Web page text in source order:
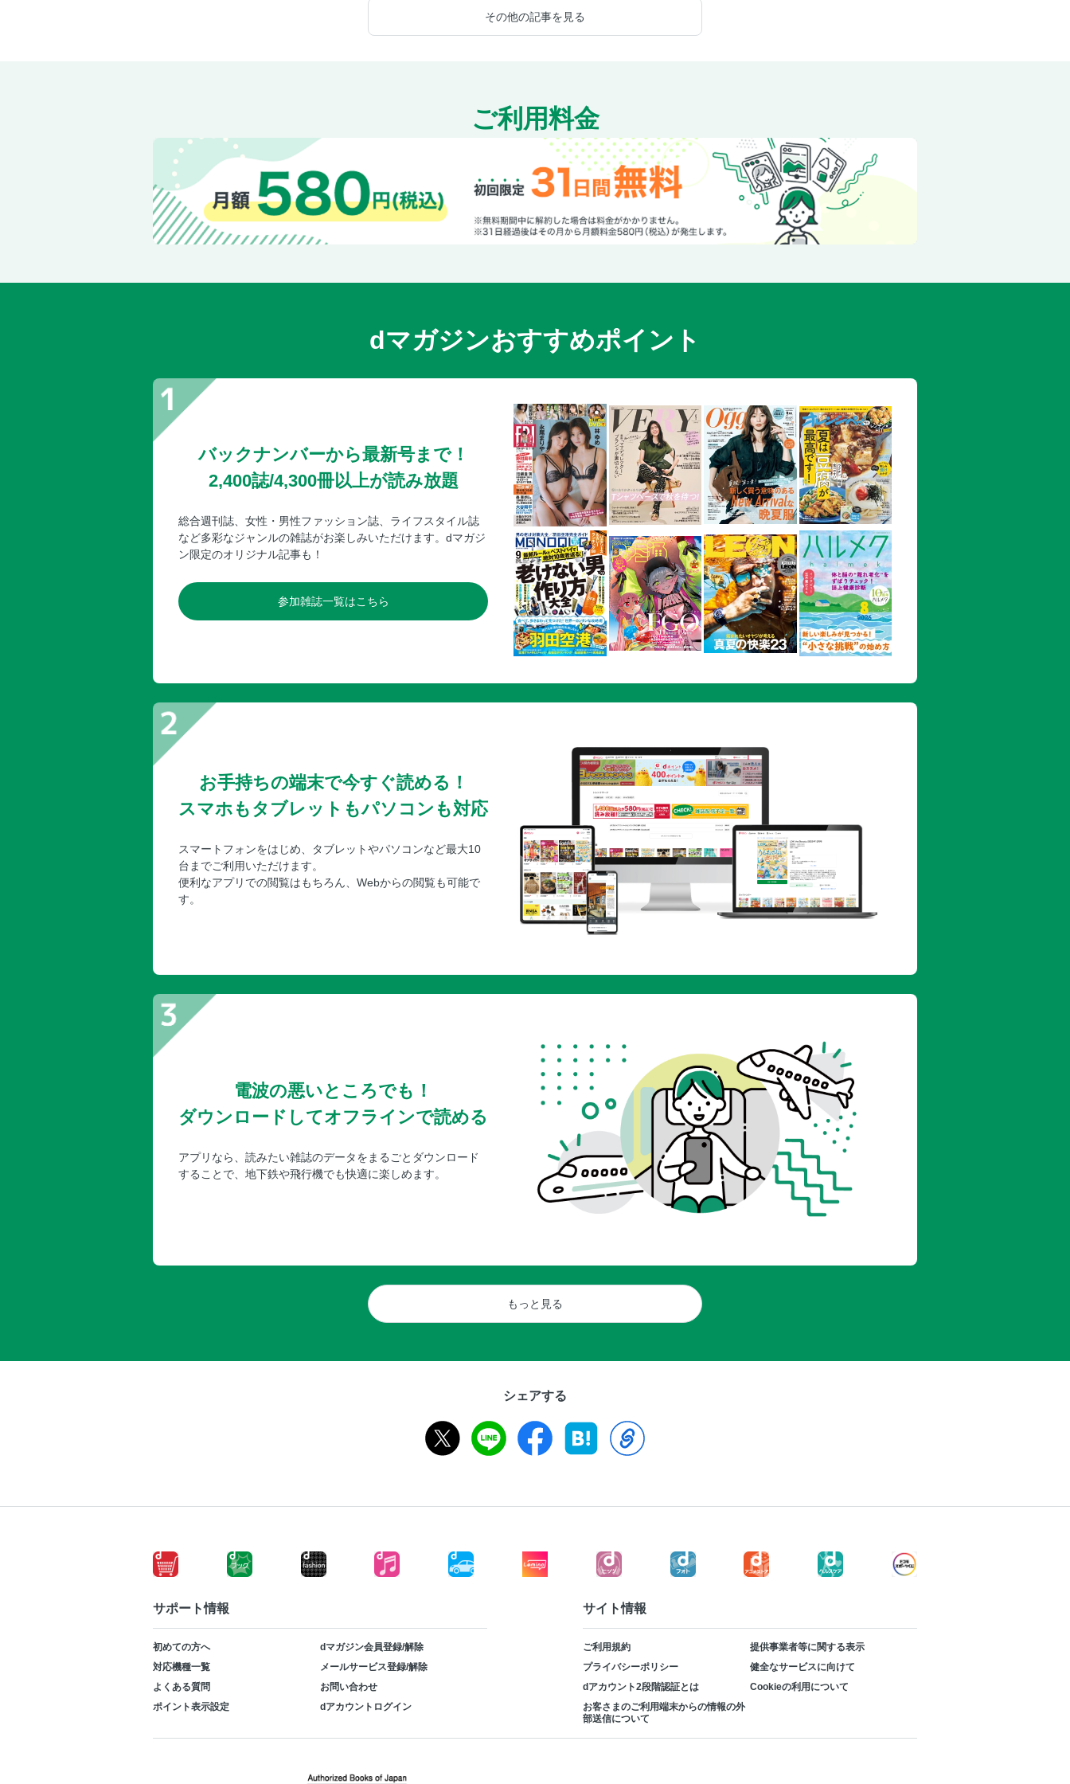
その他の記事を見る
ご利用料金
dマガジンおすすめポイント
バックナンバーから最新号まで！
2,400誌/4,300冊以上が読み放題
総合週刊誌、女性・男性ファッション誌、ライフスタイル誌
など多彩なジャンルの雑誌がお楽しみいただけます。dマガジ
ン限定のオリジナル記事も！
参加雑誌一覧はこちら
お手持ちの端末で今すぐ読める！
スマホもタブレットもパソコンも対応
スマートフォンをはじめ、タブレットやパソコンなど最大10
台までご利用いただけます。
便利なアプリでの閲覧はもちろん、Webからの閲覧も可能で
す。
電波の悪いところでも！
ダウンロードしてオフラインで読める
アプリなら、読みたい雑誌のデータをまるごとダウンロード
することで、地下鉄や飛行機でも快適に楽しめます。
もっと見る
シェアする
サポート情報
初めての方へ
dマガジン会員登録/解除
対応機種一覧
メールサービス登録/解除
よくある質問
お問い合わせ
ポイント表示設定
dアカウントログイン
サイト情報
ご利用規約
提供事業者等に関する表示
プライバシーポリシー
健全なサービスに向けて
dアカウント2段階認証とは
Cookieの利用について
お客さまのご利用端末からの情報の外
部送信について